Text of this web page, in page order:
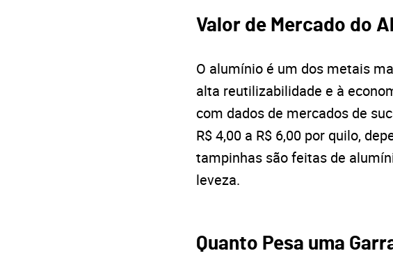
Valor de Mercado do
O alumínio é um dos metais
alta reutilizabilidade e à
com dados de mercados de
R$ 4,00 a R$ 6,00 por quilo,
tampinhas são feitas de
leveza.
Quanto Pesa uma